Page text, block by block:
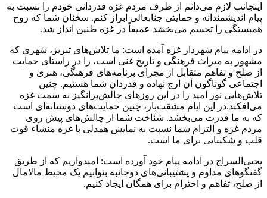
اینجانب لازم می‌دانم از طرف مردم غزه قدردانی خودم را نسبت به
پیام اندیشمندانه و حمایتی جنابعالی ابراز کنم. سخنان شما که روح
همبستگی را تجسم می‌بخشد عمیقاً در غزه طنین انداز شد.
در ادامه پیام شهردار غزه آمده است: ما تلاش‌های تبریز، شهری که
مشهور به میراث فرهنگی و تاریخ غنی است، را در راستای حمایت
از صلح و تفاهم متقابل از مجرای برنامه‌های فرهنگی، هنری و
اجتماعی گوناگون آن ارج نهاده و قدردان شما هستیم. چنین
تلاش‌هایی نور امید را در این روزهای چالش‌برانگیز به سمت غزه
می‌افکند.در این ایام مشقت‌بار، چنین حمایت‌های دوستانه‌ای است
که به ما قدرت می‌بخشد. شناخت شما از چالش‌های پیش روی
مردم غزه و التزام شما نسبت به نمایش همدلی با غزه منشاء قوت
قلب و شکیبایی برای ما است.
یحیی‌السراج در ادامه پیام خود آورده است: امیدواریم که از طریق
گفتگوهای مداوم و پشتیبانی‌های دوجانبه بتوانیم یک محیط مالامال
از صلح، تفاهم و احترام برای همگان ایجاد کنیم.